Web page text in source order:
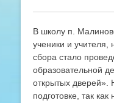
В школу п.
ученики и
сбора стало
образовательной
открытых дверей».
подготовке, так как